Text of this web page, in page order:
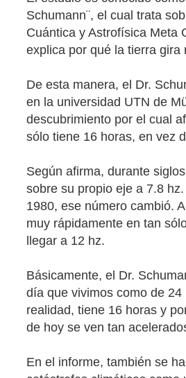
Schumann¨, el cual trata
Cuántica y Astrofísica Meta
explica por qué la tierra gira
De esta manera, el Dr.
en la universidad UTN de
descubrimiento por el cual
sólo tiene 16 horas, en vez
Según afirma, durante
sobre su propio eje a 7.8
1980, ese número cambió.
muy rápidamente en tan
llegar a 12 hz.
Básicamente, el Dr.
día que vivimos como de 24
realidad, tiene 16 horas y
de hoy se ven tan
En el informe, también se